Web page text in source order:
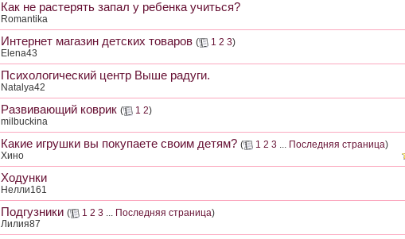
Как не растерять запал у ребенка учиться?
Romantika
Интернет магазин детских товаров ( 1 2 3)
Elena43
Психологический центр Выше радуги.
Natalya42
Развивающий коврик ( 1 2)
milbuckina
Какие игрушки вы покупаете своим детям? ( 1 2 3 ... Последняя страница)
Хино
Ходунки
Нелли161
Подгузники ( 1 2 3 ... Последняя страница)
Лилия87